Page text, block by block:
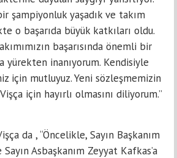
şampiyonluk yaşadık ve takım
o başarıda büyük katkıları oldu.
başarısında önemli bir
yürekten inanıyorum. Kendisiyle
için mutluyuz. Yeni sözleşmemizin
için hayırlı olmasını diliyorum.”
da , “Öncelikle, Sayın Başkanım
Asbaşkanım Zeyyat Kafkas’a